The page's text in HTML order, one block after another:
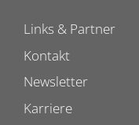
Links & Partner
Kontakt
Newsletter
Karriere